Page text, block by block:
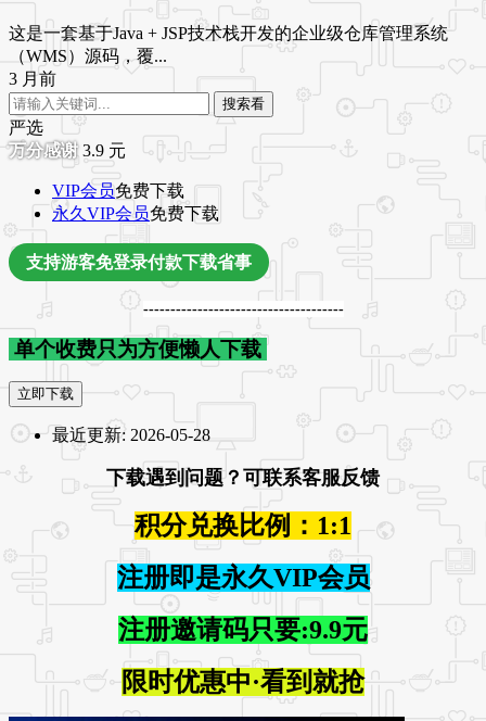
这是一套基于Java + JSP技术栈开发的企业级仓库管理系统
（WMS）源码，覆...
3 月前
搜索看
严选
3.9 元
VIP会员免费下载
永久VIP会员免费下载
支持游客免登录付款下载省事
-------------------------------------
单个收费只为方便懒人下载
立即下载
最近更新: 2026-05-28
下载遇到问题？可联系客服反馈
积分兑换比例：1:1
注册即是永久VIP会员
注册邀请码只要:9.9元
限时优惠中·看到就抢